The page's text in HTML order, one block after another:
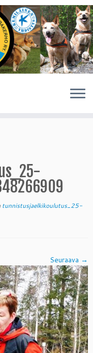
tunnistusjaelkikoulutus_25-
Seuraava →